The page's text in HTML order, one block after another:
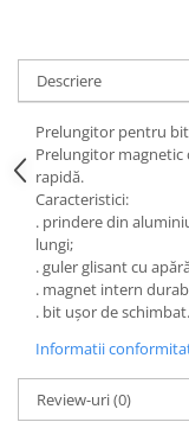
Descriere
Prelungitor pentru
Prelungitor magnetic
rapidă.
Caracteristici:
. prindere din
lungi;
. guler glisant cu
. magnet intern
. bit ușor de schimbat.
Informatii
Review-uri(0)